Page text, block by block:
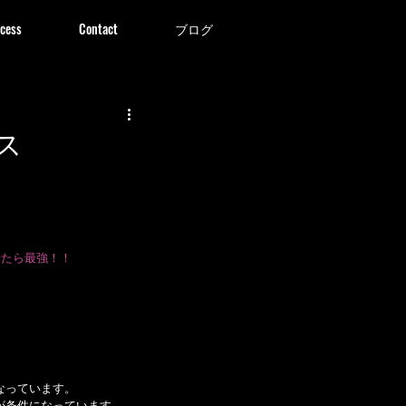
Contact ブログ
ら最強！！
ています。